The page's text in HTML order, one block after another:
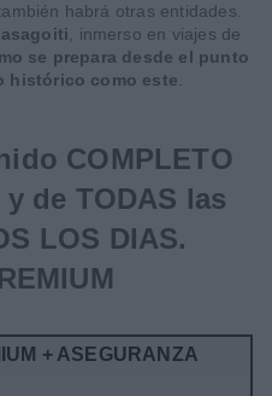
habrá otras entidades.
, inmerso en viajes de
se prepara desde el punto
histórico como este.
COMPLETO
de TODAS las
LOS DIAS.
+ ASEGURANZA